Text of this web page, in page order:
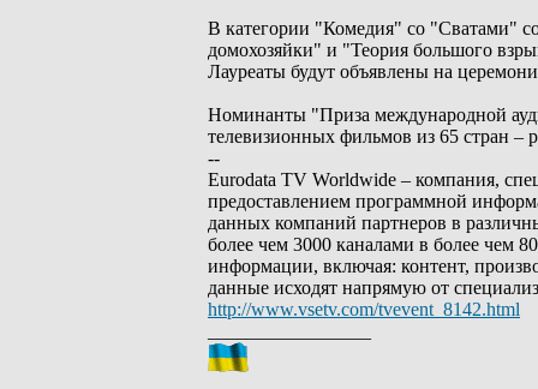
В категории "Комедия" со "Сватами"
домохозяйки" и "Теория большого
Лауреаты будут объявлены на
Номинанты "Приза международной
телевизионных фильмов из 65 стран –
--
Eurodata TV Worldwide – компания,
предоставлением программной
данных компаний партнеров в
более чем 3000 каналами в более чем
информации, включая: контент,
данные исходят напрямую от
http://www.vsetv.com/tvevent_8142.html